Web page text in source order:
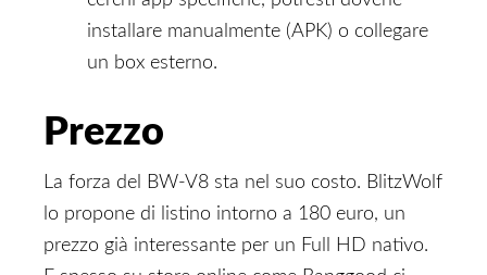
installare manualmente (APK) o collegare
un box esterno.
Prezzo
La forza del BW-V8 sta nel suo costo. BlitzWolf
lo propone di listino intorno a 180 euro, un
prezzo già interessante per un Full HD nativo.